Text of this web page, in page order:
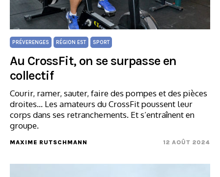
PRÉVERENGES RÉGION EST SPORT
Au CrossFit, on se surpasse en
collectif
Courir, ramer, sauter, faire des pompes et des pièces
droites... Les amateurs du CrossFit poussent leur
corps dans ses retranchements. Et s’entraînent en
groupe.
MAXIME RUTSCHMANN 12 AOÛT 2024